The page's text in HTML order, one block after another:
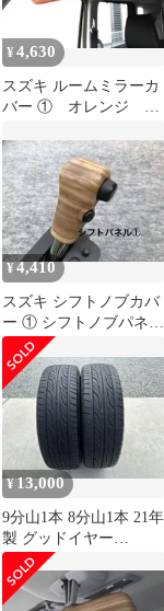
¥4,630
スズキ ルームミラーカ
バー ① オレンジ 新
スラー
¥4,410
スズキ シフトノブカバ
ー ① シフトノブパネ
ル ナチュラルウッ
ド 初代ハスラー
¥13,000
9分山1本 8分山1本 21年
製 グッドイヤー
LS2000 165/55r15